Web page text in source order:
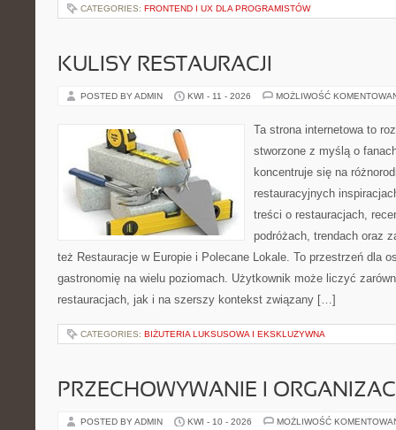
CATEGORIES: FRONTEND I UX DLA PROGRAMISTÓW
KULISY RESTAURACJI
POSTED BY ADMIN KWI - 11 - 2026 MOŻLIWOŚĆ
Ta strona internetowa to
stworzone z myślą o
koncentruje się na
restauracyjnych
treści o restauracjach,
podróżach, trendach oraz
też Restauracje w Europie i Polecane Lokale. To przestrzeń dla
gastronomię na wielu poziomach. Użytkownik może liczyć
restauracjach, jak i na szerszy kontekst związany […]
CATEGORIES: BIŻUTERIA LUKSUSOWA I EKSKLUZYWNA
PRZECHOWYWANIE I
POSTED BY ADMIN KWI - 10 - 2026 MOŻLIWOŚĆ